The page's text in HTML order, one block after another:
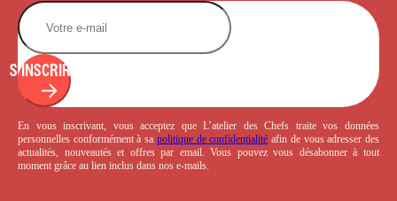
S'INSCRIRE
En vous inscrivant, vous acceptez que L’atelier des Chefs traite vos données
personnelles conformément à sa politique de confidentialité afin de vous adresser des
actualités, nouveautés et offres par email. Vous pouvez vous désabonner à tout
moment grâce au lien inclus dans nos e-mails.